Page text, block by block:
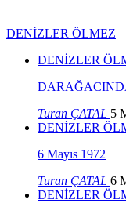
DENİZLER ÖLMEZ
DENİZLER
Turan ÇATAL 5
DENİZLER
6 Mayıs 1972
Turan ÇATAL 6
DENİZLER